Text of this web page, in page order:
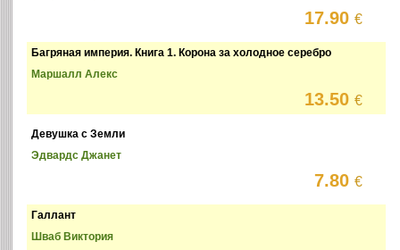
17.90€
Багряная империя. Книга 1. Корона за холодное серебро
Маршалл Алекс
13.50€
Девушка с Земли
Эдвардс Джанет
7.80€
Галлант
Шваб Виктория